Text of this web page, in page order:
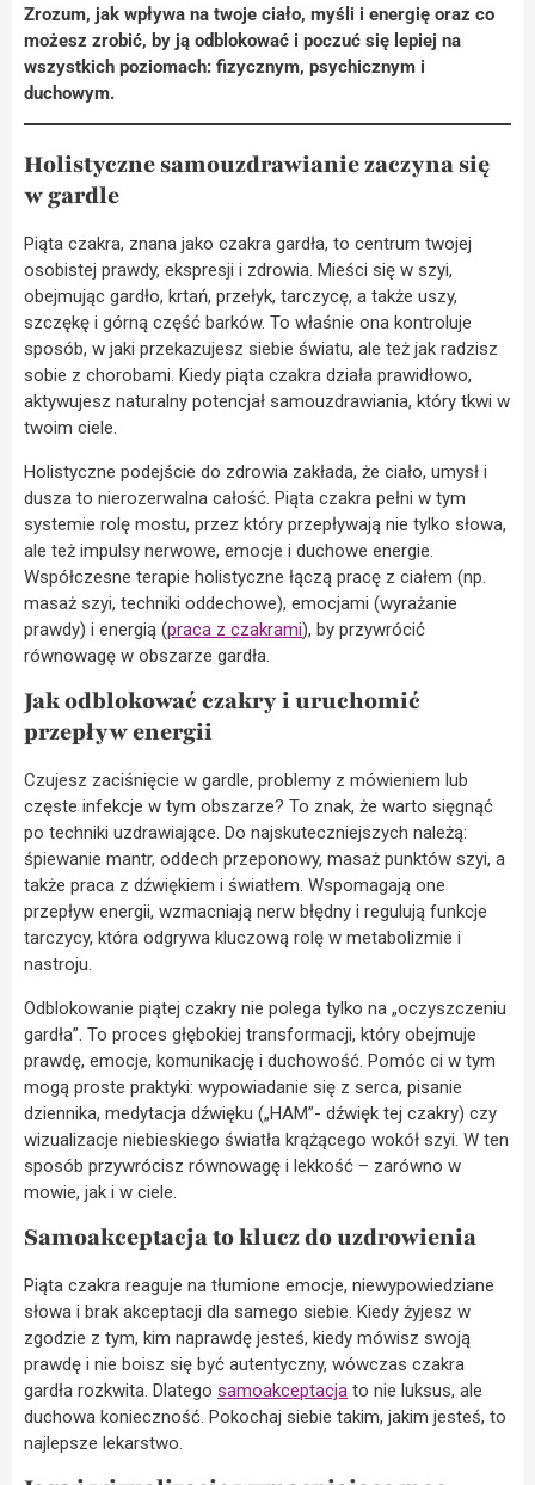
Zrozum, jak wpływa na twoje ciało, myśli i energię oraz co
możesz zrobić, by ją odblokować i poczuć się lepiej na
wszystkich poziomach: fizycznym, psychicznym i
duchowym.
Holistyczne samouzdrawianie zaczyna się
w gardle
Piąta czakra, znana jako czakra gardła, to centrum twojej
osobistej prawdy, ekspresji i zdrowia. Mieści się w szyi,
obejmując gardło, krtań, przełyk, tarczycę, a także uszy,
szczękę i górną część barków. To właśnie ona kontroluje
sposób, w jaki przekazujesz siebie światu, ale też jak radzisz
sobie z chorobami. Kiedy piąta czakra działa prawidłowo,
aktywujesz naturalny potencjał samouzdrawiania, który tkwi w
twoim ciele.
Holistyczne podejście do zdrowia zakłada, że ciało, umysł i
dusza to nierozerwalna całość. Piąta czakra pełni w tym
systemie rolę mostu, przez który przepływają nie tylko słowa,
ale też impulsy nerwowe, emocje i duchowe energie.
Współczesne terapie holistyczne łączą pracę z ciałem (np.
masaż szyi, techniki oddechowe), emocjami (wyrażanie
prawdy) i energią (praca z czakrami), by przywrócić
równowagę w obszarze gardła.
Jak odblokować czakry i uruchomić
przepływ energii
Czujesz zaciśnięcie w gardle, problemy z mówieniem lub
częste infekcje w tym obszarze? To znak, że warto sięgnąć
po techniki uzdrawiające. Do najskuteczniejszych należą:
śpiewanie mantr, oddech przeponowy, masaż punktów szyi, a
także praca z dźwiękiem i światłem. Wspomagają one
przepływ energii, wzmacniają nerw błędny i regulują funkcje
tarczycy, która odgrywa kluczową rolę w metabolizmie i
nastroju.
Odblokowanie piątej czakry nie polega tylko na „oczyszczeniu
gardła”. To proces głębokiej transformacji, który obejmuje
prawdę, emocje, komunikację i duchowość. Pomóc ci w tym
mogą proste praktyki: wypowiadanie się z serca, pisanie
dziennika, medytacja dźwięku („HAM”- dźwięk tej czakry) czy
wizualizacje niebieskiego światła krążącego wokół szyi. W ten
sposób przywrócisz równowagę i lekkość – zarówno w
mowie, jak i w ciele.
Samoakceptacja to klucz do uzdrowienia
Piąta czakra reaguje na tłumione emocje, niewypowiedziane
słowa i brak akceptacji dla samego siebie. Kiedy żyjesz w
zgodzie z tym, kim naprawdę jesteś, kiedy mówisz swoją
prawdę i nie boisz się być autentyczny, wówczas czakra
gardła rozkwita. Dlatego samoakceptacja to nie luksus, ale
duchowa konieczność. Pokochaj siebie takim, jakim jesteś, to
najlepsze lekarstwo.